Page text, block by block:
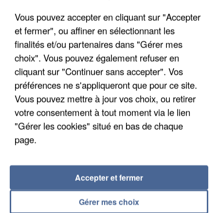
UN SECOND CADRE DE LA DZ MAFIA
INTERPELLÉ EN ALGÉRIE
Vous pouvez accepter en cliquant sur "Accepter
et fermer", ou affiner en sélectionnant les
finalités et/ou partenaires dans "Gérer mes
choix". Vous pouvez également refuser en
cliquant sur "Continuer sans accepter". Vos
préférences ne s'appliqueront que pour ce site.
Vous pouvez mettre à jour vos choix, ou retirer
votre consentement à tout moment via le lien
"Gérer les cookies" situé en bas de chaque
page.
Gérer mes choix
Accepter et fermer